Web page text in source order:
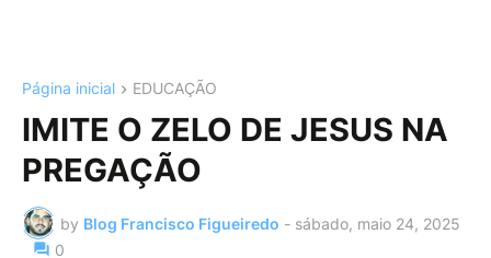
Página inicial EDUCAÇÃO
IMITE O ZELO DE JESUS NA
PREGAÇÃO
by Blog Francisco Figueiredo - sábado, maio 24, 2025
0